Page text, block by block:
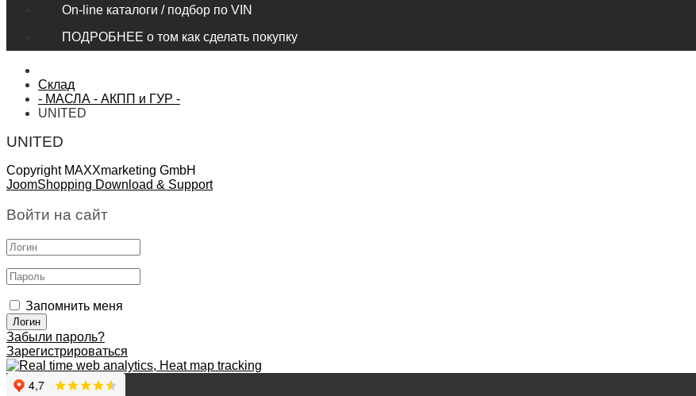
On-line каталоги / подбор по VIN
ПОДРОБНЕЕ о том как сделать покупку
Склад
- МАСЛА - АКПП и ГУР -
UNITED
UNITED
Copyright MAXXmarketing GmbH
JoomShopping Download & Support
Войти на сайт
Запомнить меня
Забыли пароль?
Зарегистрироваться